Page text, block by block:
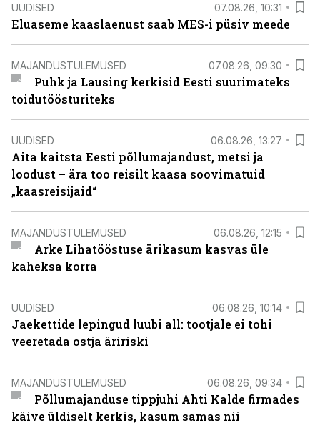
UUDISED 07.08.26, 10:31
Eluaseme kaaslaenust saab MES-i püsiv meede
MAJANDUSTULEMUSED 07.08.26, 09:30
Puhk ja Lausing kerkisid Eesti suurimateks
toidutöösturiteks
UUDISED 06.08.26, 13:27
Aita kaitsta Eesti põllumajandust, metsi ja
loodust – ära too reisilt kaasa soovimatuid
„kaasreisijaid“
MAJANDUSTULEMUSED 06.08.26, 12:15
Arke Lihatööstuse ärikasum kasvas üle
kaheksa korra
UUDISED 06.08.26, 10:14
Jaekettide lepingud luubi all: tootjale ei tohi
veeretada ostja äririski
MAJANDUSTULEMUSED 06.08.26, 09:34
Põllumajanduse tippjuhi Ahti Kalde firmades
käive üldiselt kerkis, kasum samas nii